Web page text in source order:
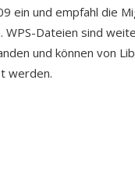
ein und empfahl die
Dateien sind
und können von
werden.